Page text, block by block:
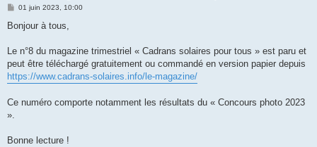
M
s
g
01 juin 2023, 10:00
Bonjour à tous,
Le n°8 du magazine trimestriel « Cadrans solaires pour tous » est paru et
peut être téléchargé gratuitement ou commandé en version papier depuis
https://www.cadrans-solaires.info/le-magazine/
Ce numéro comporte notamment les résultats du « Concours photo 2023
».
Bonne lecture !